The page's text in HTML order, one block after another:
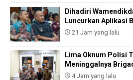
Dihadiri
Luncurkan Aplikasi
21 Jam yang lalu
Lima Oknum Polisi
Meninggalnya
4 Jam yang lalu